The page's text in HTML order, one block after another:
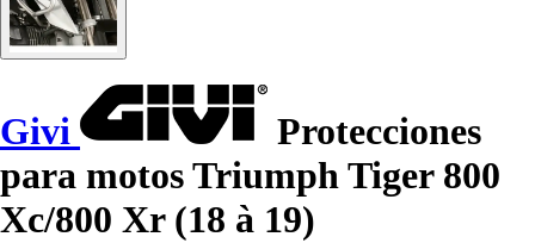
Givi
Protecciones
para motos Triumph Tiger 800
Xc/800 Xr (18 à 19)